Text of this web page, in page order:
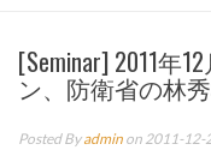
[Seminar] 2011年
ン、防衛省の林
Posted Byadmin on 2011-12-